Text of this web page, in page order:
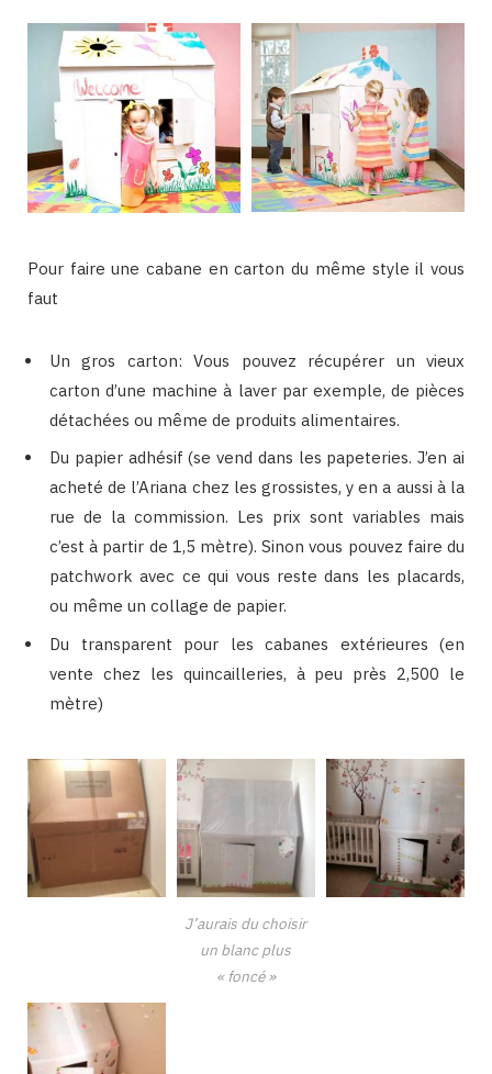
Pour faire une cabane en carton du même style il vous
faut
Un gros carton: Vous pouvez récupérer un vieux
carton d’une machine à laver par exemple, de pièces
détachées ou même de produits alimentaires.
Du papier adhésif (se vend dans les papeteries. J’en ai
acheté de l’Ariana chez les grossistes, y en a aussi à la
rue de la commission. Les prix sont variables mais
c’est à partir de 1,5 mètre). Sinon vous pouvez faire du
patchwork avec ce qui vous reste dans les placards,
ou même un collage de papier.
Du transparent pour les cabanes extérieures (en
vente chez les quincailleries, à peu près 2,500 le
mètre)
J’aurais du choisir
un blanc plus
« foncé »